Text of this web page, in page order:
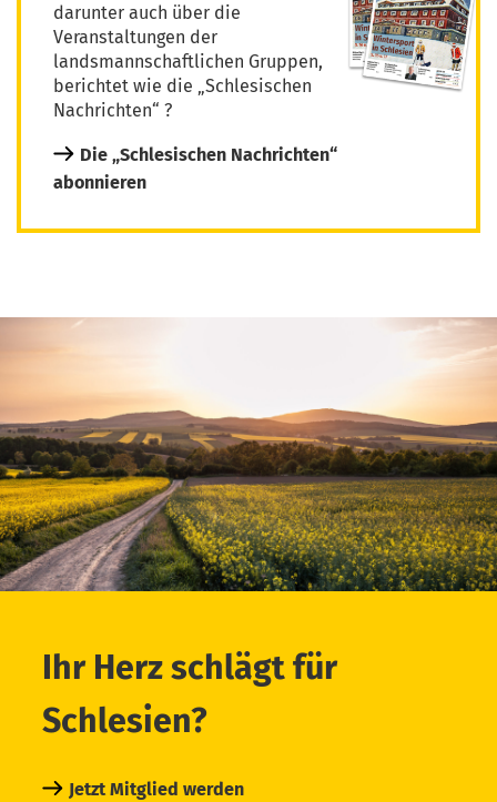
darunter auch über die
Veranstaltungen der
landsmannschaftlichen Gruppen,
berichtet wie die „Schlesischen
Nachrichten“ ?
Die „Schlesischen Nachrichten“
abonnieren
Ihr Herz schlägt für
Schlesien?
Jetzt Mitglied werden